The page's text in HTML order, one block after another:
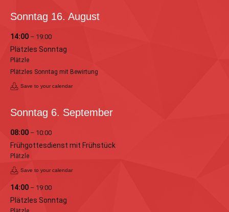
Sonntag 16. August
14:00 – 19:00
Plätzles Sonntag
Plätzle
Plätzles Sonntag mit Bewirtung
Save to your calendar
Sonntag 6. September
08:00 – 10:00
Frühgottesdienst mit Frühstück
Plätzle
Save to your calendar
14:00 – 19:00
Plätzles Sonntag